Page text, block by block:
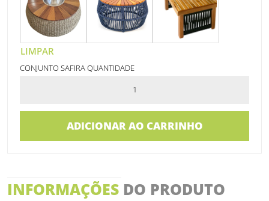
LIMPAR
CONJUNTO SAFIRA QUANTIDADE
ADICIONAR AO CARRINHO
INFORMAÇÕES DO PRODUTO